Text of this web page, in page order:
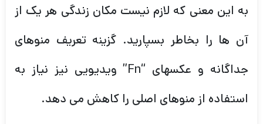
به این معنی که لازم نیست مکان زندگی هر یک از
آن ها را بخاطر بسپارید. گزینه تعریف منوهای
جداگانه و عکسهای “Fn” ویدیویی نیز نیاز به
استفاده از منوهای اصلی را کاهش می دهد.